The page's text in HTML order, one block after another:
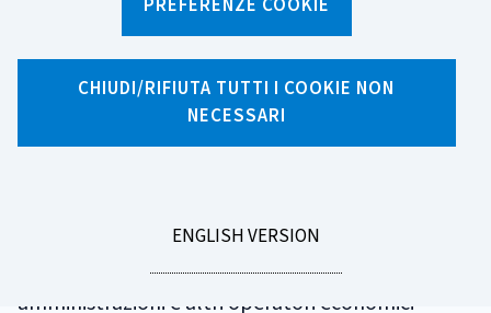
PREFERENZE COOKIE
CHIUDI/RIFIUTA TUTTI I COOKIE NON
NECESSARI
GO
ENGLISH VERSION
GLOSSARIO
SEPA
l'area nella quale gli utilizzatori degli strumenti
di pagamento - cittadini, imprese, pubbliche
amministrazioni e altri operatori economici -